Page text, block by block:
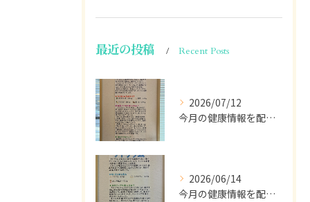
最近の投稿 Recent Posts
2026/07/12
今月の健康情報を配信します💁🏽
2026/06/14
今月の健康情報を配信して行きます。